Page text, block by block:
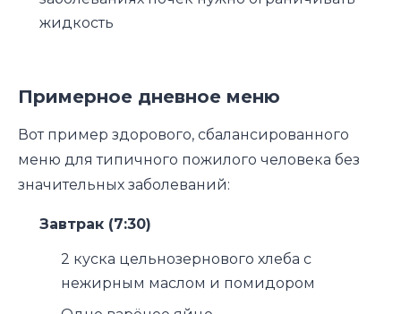
жидкость
Примерное дневное меню
Вот пример здорового, сбалансированного
меню для типичного пожилого человека без
значительных заболеваний:
Завтрак (7:30)
2 куска цельнозернового хлеба с
нежирным маслом и помидором